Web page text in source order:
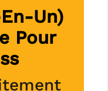
Un)
Pour